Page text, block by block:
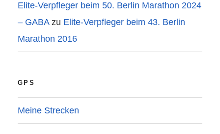
Elite-Verpfleger beim 50. Berlin Marathon 2024
– GABAzu Elite-Verpfleger beim 43. Berlin
Marathon 2016
GPS
Meine Strecken